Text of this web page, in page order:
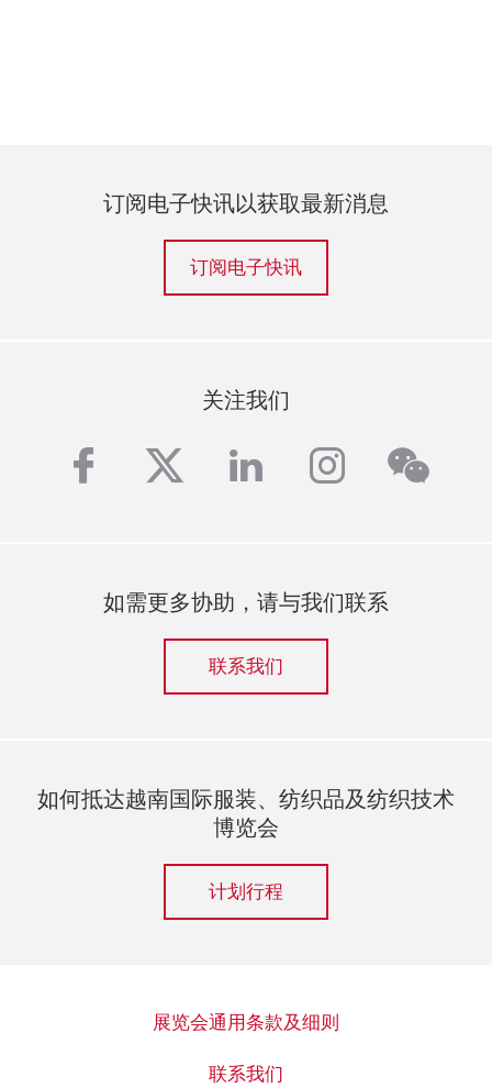
订阅电子快讯以获取最新消息
订阅电子快讯
关注我们
facebook
twitterlinkedin
如需更多协助，请与我们联系
联系我们
如何抵达越南国际服装、纺织品及纺织技术
博览会
计划行程
展览会通用条款及细则
联系我们